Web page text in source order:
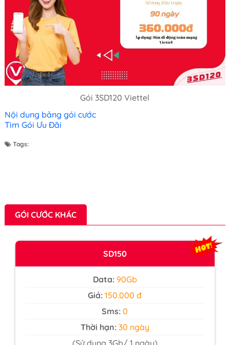
Gói 3SD120 Viettel
Nội dung bảng gói cước
Tìm Gói Ưu Đãi
Tags:
GÓI CƯỚC KHÁC
SD150
Data: 90Gb
Giá:150.000 đ
Sms: 0
Thời hạn:30 ngày
(Sử dụng 3Gb/ 1 ngày)